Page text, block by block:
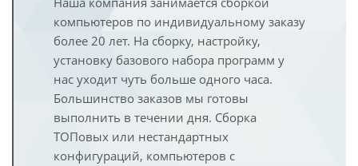
компьютеров по индивидуальному заказу
более 20 лет. На сборку, настройку,
установку базового набора программ у
нас уходит чуть больше одного часа.
Большинство заказов мы готовы
выполнить в течении дня. Сборка
ТОПовых или нестандартных
конфигураций, компьютеров с